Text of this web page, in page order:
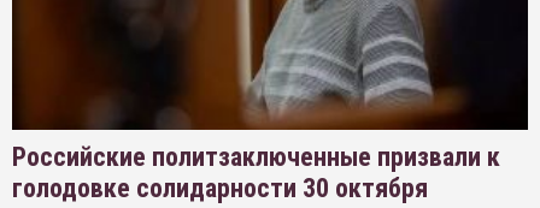
Российские политзаключенные призвали к
голодовке солидарности 30 октября